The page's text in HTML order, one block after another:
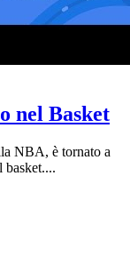
nel Basket
NBA, è tornato a
basket....